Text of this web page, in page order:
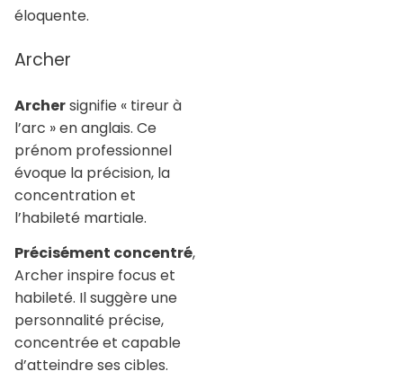
éloquente.
Archer
Archersignifie « tireur à
l’arc » en anglais. Ce
prénom professionnel
évoque la précision, la
concentration et
l’habileté martiale.
Précisément concentré,
Archer inspire focus et
habileté. Il suggère une
personnalité précise,
concentrée et capable
d’atteindre ses cibles.